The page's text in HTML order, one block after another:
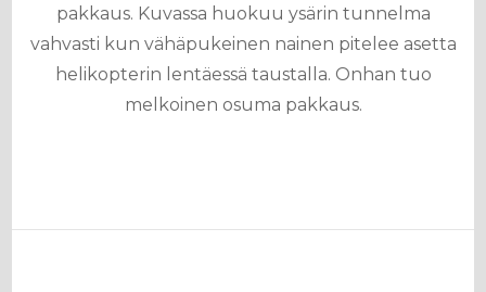
pakkaus. Kuvassa huokuu ysärin tunnelma
vahvasti kun vähäpukeinen nainen pitelee asetta
helikopterin lentäessä taustalla. Onhan tuo
melkoinen osuma pakkaus.